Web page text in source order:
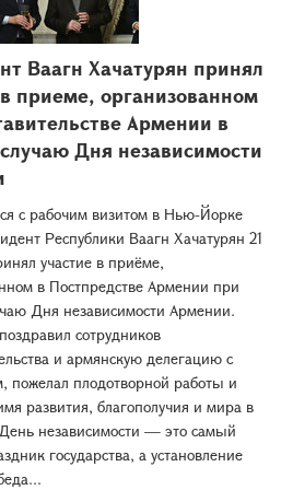
Ваагн Хачатурян принял
приеме, организованном
Армении в
Дня независимости
с рабочим визитом в Нью-Йорке
Республики Ваагн Хачатурян 21
участие в приёме,
в Постпредстве Армении при
Дня независимости Армении.
сотрудников
и армянскую делегацию с
пожелал плодотворной работы и
развития, благополучия и мира в
независимости — это самый
государства, а установление